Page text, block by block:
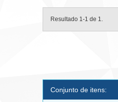
Resultado 1-1 de 1.
Conjunto de itens: